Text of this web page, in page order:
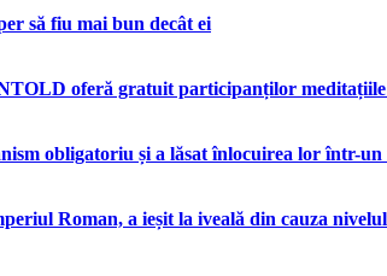
să fiu mai bun decât ei
oferă gratuit participanților
obligatoriu și a lăsat înlocuirea lor într-
Roman, a ieșit la iveală din cauza